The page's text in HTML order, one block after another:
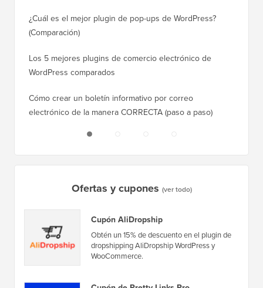
¿Cuál es el mejor plugin de pop-ups de WordPress?
(Comparación)
Los 5 mejores plugins de comercio electrónico de
WordPress comparados
Cómo crear un boletín informativo por correo
electrónico de la manera CORRECTA (paso a paso)
Ofertas y cupones (ver todo)
Cupón AliDropship
Obtén un 15% de descuento en el plugin de
dropshipping AliDropship WordPress y
WooCommerce.